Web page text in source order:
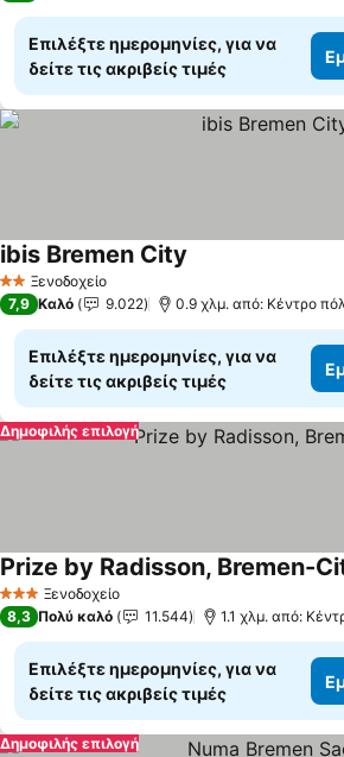
Επιλέξτε ημερομηνίες, για να
δείτε τις ακριβείς τιμές
2 ΑστέριαΞενοδοχείο
ibis Bremen City
7,9 Καλό 9.022 0.9 χλμ. από: Κέντρο
Επιλέξτε ημερομηνίες, για να
δείτε τις ακριβείς τιμές
Δημοφιλής επιλογή
3 ΑστέριαΞενοδοχείο
Prize by Radisson, Bremen-
8,3 Πολύ καλό 11.544 1.1 χλμ. από:
Επιλέξτε ημερομηνίες, για να
δείτε τις ακριβείς τιμές
Δημοφιλής επιλογή